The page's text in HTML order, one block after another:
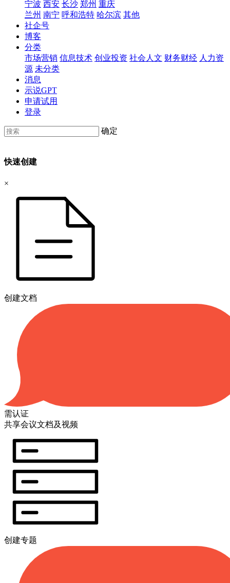
宁波 西安 长沙 郑州 重庆
兰州 南宁 呼和浩特 哈尔滨 其他
社企号
博客
分类
市场营销 信息技术 创业投资 社会人文 财务财经 人力资
源 未分类
消息
示说GPT
申请试用
登录
确定
快速创建
×
创建文档
需认证
共享会议文档及视频
创建专题